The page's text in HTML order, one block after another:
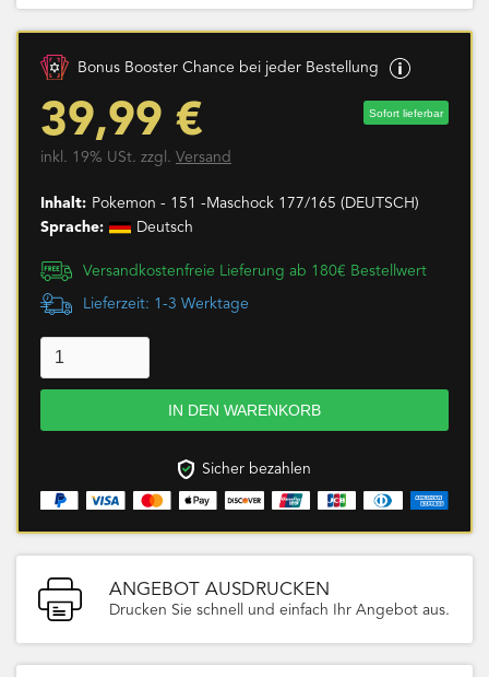
Bonus Booster Chance bei jeder Bestellung
39,99 € Sofort lieferbar
inkl. 19% USt. zzgl. Versand
Inhalt: Pokemon - 151 -Maschock 177/165 (DEUTSCH)
Sprache:
Deutsch
Versandkostenfreie Lieferung ab 180€ Bestellwert
Lieferzeit: 1-3 Werktage
Sicher bezahlen
ANGEBOT AUSDRUCKEN
Drucken Sie schnell und einfach Ihr Angebot aus.